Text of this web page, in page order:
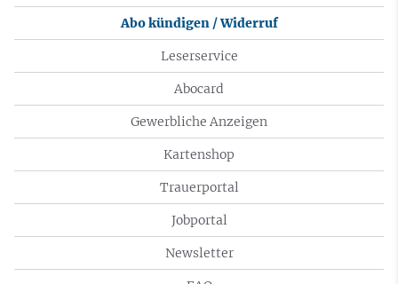
Abo kündigen / Widerruf
Leserservice
Abocard
Gewerbliche Anzeigen
Kartenshop
Trauerportal
Jobportal
Newsletter